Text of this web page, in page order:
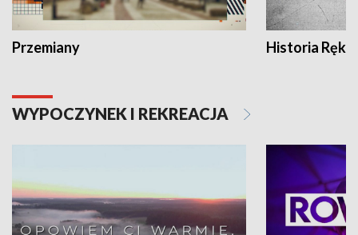
Przemiany Historia Ręką
WYPOCZYNEK I REKREACJA